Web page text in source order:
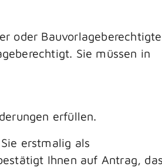
oder Bauvorlageberechtigte
Sie müssen in
erfüllen.
erstmalig als
Ihnen auf Antrag,